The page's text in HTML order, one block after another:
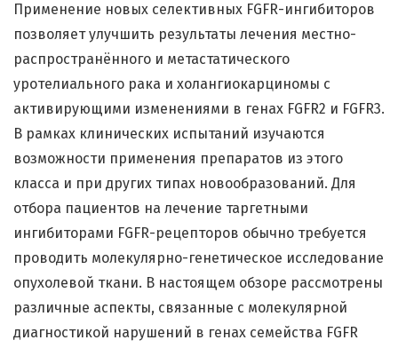
Применение новых селективных FGFR-ингибиторов
позволяет улучшить результаты лечения местно-
распространённого и метастатического
уротелиального рака и холангиокарциномы с
активирующими изменениями в генах FGFR2 и FGFR3.
В рамках клинических испытаний изучаются
возможности применения препаратов из этого
класса и при других типах новообразований. Для
отбора пациентов на лечение таргетными
ингибиторами FGFR-рецепторов обычно требуется
проводить молекулярно-генетическое исследование
опухолевой ткани. В настоящем обзоре рассмотрены
различные аспекты, связанные с молекулярной
диагностикой нарушений в генах семейства FGFR